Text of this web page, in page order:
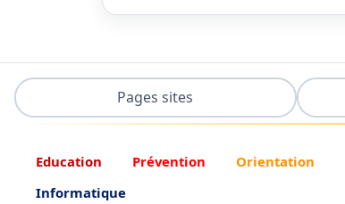
Pages sites
Education Prévention Orientation
Informatique